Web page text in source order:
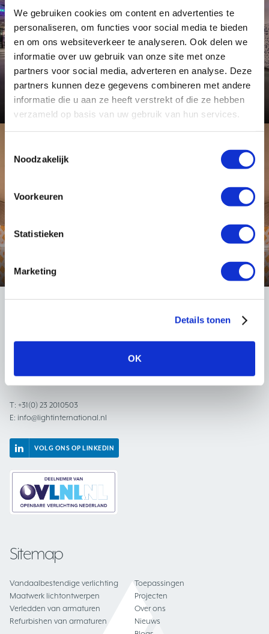
We gebruiken cookies om content en advertenties te
personaliseren, om functies voor social media te bieden
en om ons websiteverkeer te analyseren. Ook delen we
informatie over uw gebruik van onze site met onze
partners voor social media, adverteren en analyse. Deze
partners kunnen deze gegevens combineren met andere
informatie die u aan ze heeft verstrekt of die ze hebben
verzameld op basis van uw gebruik van hun services.
Noodzakelijk
Voorkeuren
Statistieken
Marketing
Details tonen
OK
Exclusief maatwerkStation Delft
Bekijk dit project
Toepassing
Tunnel- en onderdoorgang verlichting
T: +31(0) 23 2010503
E: info@lightinternational.nl
VOLG ONS OP LINKEDIN
Sitemap
Vandaalbestendige verlichting
Maatwerk lichtontwerpen
Verledden van armaturen
Refurbishen van armaturen
Toepassingen
Projecten
Over ons
Nieuws